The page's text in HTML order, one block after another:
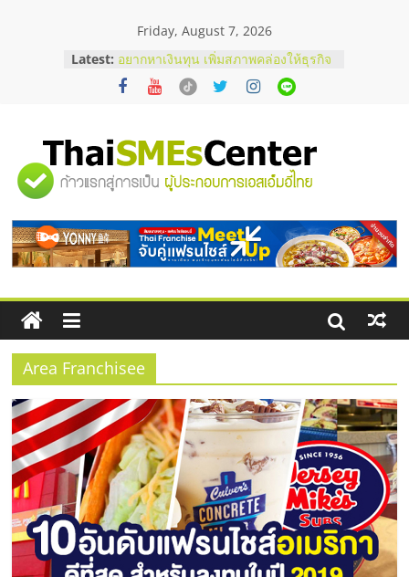
Friday, August 7, 2026
Latest: อยากหาเงินทุน เพิ่มสภาพคล่องให้ธุรกิจ
เริ่มยังไงให้ผ่านฉลุย
สัมมนาออนไลน์ โอกาสบริหารสถานี
ThaiFranchise Meet Up จับคู่แฟรน
ไชส์ ครั้งที่ 8
ร้านเครื่องเสียงคุณภาพสูง พร้อม
บริษัท Cybersecurity ในไทยที่ไหนดี?
วิธีเลือกผู้ให้บริการให้คุ้มค่าและตอบ
โจทย์ธุรกิจ
"ศูนย์
รวม
ข้อมูล
ธุรกิจ
SME
แห่ง
ประเทศไทย,
ThaiSMEsCenter,
Area Franchisee